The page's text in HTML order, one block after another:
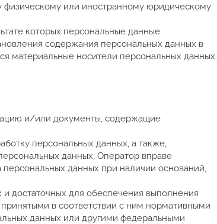
физическому или иностранному юридическому
которых персональные данные
содержания персональных данных в
материальные носители персональных данных.
и/или документы, содержащие
персональных данных, а также,
данных, Оператор вправе
данных при наличии оснований,
достаточных для обеспечения выполнения
в соответствии с ним нормативными
данных или другими федеральными